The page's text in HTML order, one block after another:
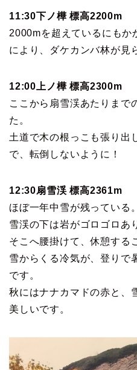
11:30下ノ樺 標高2200m
2000mを超えているにもか
により、ダケカンバ林が見
12:00上ノ樺 標高2300m
ここから扇雪渓あたりまで
た。
土道で木の根っこも張り出
で、転倒しないように！
12:30扇雪渓 標高2361m
ほぼ一年中雪が残っている。
雪渓の下は岩がゴロゴロあ
そこへ腰掛けて、休憩する
雪からくる冷気が、登りで
です。
秋にはナナカマドの赤と、
美しいです。